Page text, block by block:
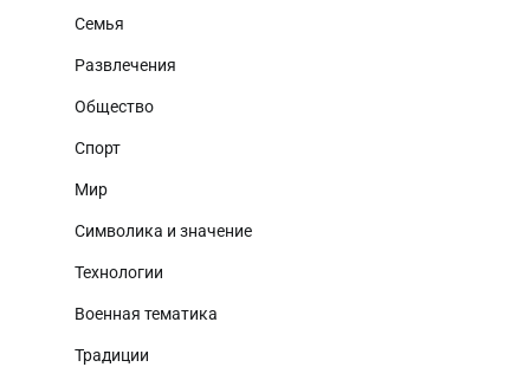
Семья
Развлечения
Общество
Спорт
Мир
Символика и значение
Технологии
Военная тематика
Традиции